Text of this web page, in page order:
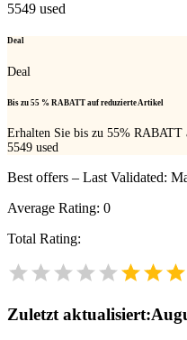
5549 used
Deal
Deal
Bis zu 55 % RABATT auf reduzierte Artikel
Erhalten Sie bis zu 55% RABATT
5549 used
Best offers – Last Validated:
Average Rating: 0
Total Rating:
Zuletzt aktualisiert: